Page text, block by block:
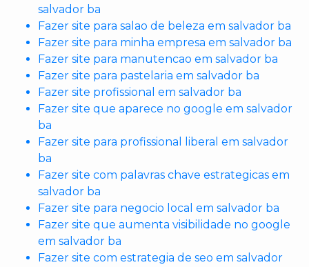
salvador ba
Fazer site para salao de beleza em salvador ba
Fazer site para minha empresa em salvador ba
Fazer site para manutencao em salvador ba
Fazer site para pastelaria em salvador ba
Fazer site profissional em salvador ba
Fazer site que aparece no google em salvador
ba
Fazer site para profissional liberal em salvador
ba
Fazer site com palavras chave estrategicas em
salvador ba
Fazer site para negocio local em salvador ba
Fazer site que aumenta visibilidade no google
em salvador ba
Fazer site com estrategia de seo em salvador